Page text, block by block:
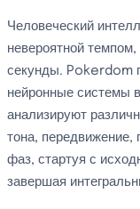
Человеческий
невероятной
секунды. Pokerdom
нейронные системы
анализируют
тона, передвижение,
фаз, стартуя с
завершая